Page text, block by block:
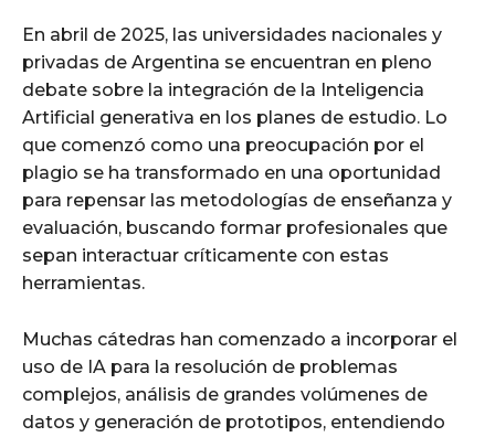
En abril de 2025, las universidades nacionales y
privadas de Argentina se encuentran en pleno
debate sobre la integración de la Inteligencia
Artificial generativa en los planes de estudio. Lo
que comenzó como una preocupación por el
plagio se ha transformado en una oportunidad
para repensar las metodologías de enseñanza y
evaluación, buscando formar profesionales que
sepan interactuar críticamente con estas
herramientas.
Muchas cátedras han comenzado a incorporar el
uso de IA para la resolución de problemas
complejos, análisis de grandes volúmenes de
datos y generación de prototipos, entendiendo